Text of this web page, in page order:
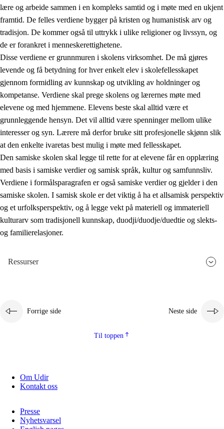
1. Opplæringens verdigrunnlag
1.1 Menneskeverdet
1.2 Identitet og kulturelt mangfold
1.3 Kritisk tenkning og etisk bevissthet
1.4 Skaperglede, engasjement og utforskertrang
1.5 Respekt for naturen og miljøbevissthet
1.6 Demokrati og medvirkning
lære og arbeide sammen i en kompleks samtid og i møte med en ukjent
framtid. De felles verdiene bygger på kristen og humanistisk arv og
tradisjon. De kommer også til uttrykk i ulike religioner og livssyn, og
de er forankret i menneskerettighetene.
Disse verdiene er grunnmuren i skolens virksomhet. De må gjøres
levende og få betydning for hver enkelt elev i skolefellesskapet
gjennom formidling av kunnskap og utvikling av holdninger og
kompetanse. Verdiene skal prege skolens og lærernes møte med
elevene og med hjemmene. Elevens beste skal alltid være et
grunnleggende hensyn. Det vil alltid være spenninger mellom ulike
interesser og syn. Lærere må derfor bruke sitt profesjonelle skjønn slik
at den enkelte ivaretas best mulig i møte med fellesskapet.
Den samiske skolen skal legge til rette for at elevene får en opplæring
med basis i samiske verdier og samisk språk, kultur og samfunnsliv.
Verdiene i formålsparagrafen er også samiske verdier og gjelder i den
samiske skolen. I samisk skole er det viktig å ha et allsamisk perspektiv
og et urfolksperspektiv, og å legge vekt på materiell og immateriell
kulturarv som tradisjonell kunnskap, duodji/duodje/duedtie og slekts-
og familierelasjoner.
Ressurser
Forrige side Neste side
Til toppen
Om Udir
Kontakt oss
Presse
Nyhetsvarsel